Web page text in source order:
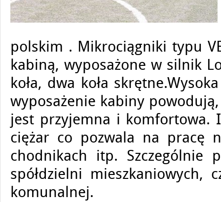
polskim . Mikrociągniki typu
kabiną, wyposażone w silnik
koła, dwa koła
wyposażenie kabiny
jest przyjemna i komfortowa.
ciężar co pozwala na pracę
chodnikach itp. Szczególnie
spółdzielni mieszkaniowych,
komunalnej.